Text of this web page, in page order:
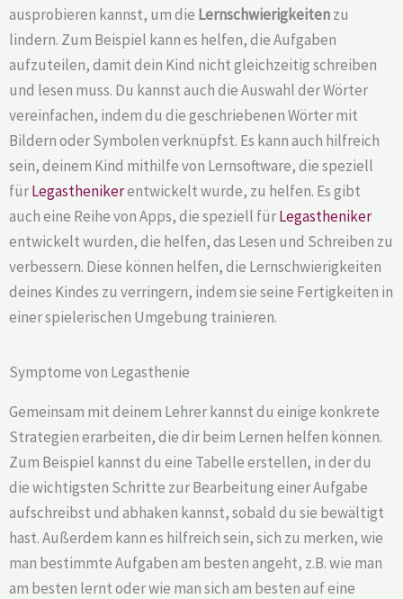
ausprobieren kannst, um die Lernschwierigkeitenzu
lindern. Zum Beispiel kann es helfen, die Aufgaben
aufzuteilen, damit dein Kind nicht gleichzeitig schreiben
und lesen muss. Du kannst auch die Auswahl der Wörter
vereinfachen, indem du die geschriebenen Wörter mit
Bildern oder Symbolen verknüpfst. Es kann auch hilfreich
sein, deinem Kind mithilfe von Lernsoftware, die speziell
fürLegasthenikerentwickelt wurde, zu helfen. Es gibt
auch eine Reihe von Apps, die speziell fürLegastheniker
entwickelt wurden, die helfen, das Lesen und Schreiben zu
verbessern. Diese können helfen, die Lernschwierigkeiten
deines Kindes zu verringern, indem sie seine Fertigkeiten in
einer spielerischen Umgebung trainieren.
Symptome von Legasthenie
Gemeinsam mit deinem Lehrer kannst du einige konkrete
Strategien erarbeiten, die dir beim Lernen helfen können.
Zum Beispiel kannst du eine Tabelle erstellen, in der du
die wichtigsten Schritte zur Bearbeitung einer Aufgabe
aufschreibst und abhaken kannst, sobald du sie bewältigt
hast. Außerdem kann es hilfreich sein, sich zu merken, wie
man bestimmte Aufgaben am besten angeht, z.B. wie man
am besten lernt oder wie man sich am besten auf eine